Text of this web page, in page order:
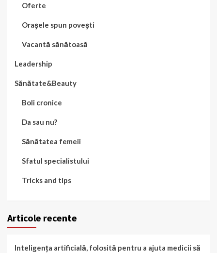
Oferte
Orașele spun povești
Vacantă sănătoasă
Leadership
Sănătate&Beauty
Boli cronice
Da sau nu?
Sănătatea femeii
Sfatul specialistului
Tricks and tips
Articole recente
Inteligența artificială, folosită pentru a ajuta medicii să